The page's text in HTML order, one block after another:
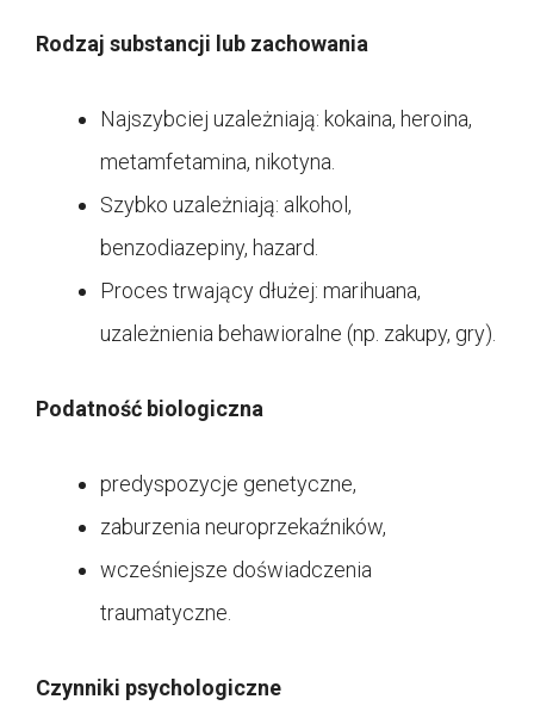
Rodzaj substancji lub zachowania
Najszybciej uzależniają: kokaina, heroina,
metamfetamina, nikotyna.
Szybko uzależniają: alkohol,
benzodiazepiny, hazard.
Proces trwający dłużej: marihuana,
uzależnienia behawioralne (np. zakupy, gry).
Podatność biologiczna
predyspozycje genetyczne,
zaburzenia neuroprzekaźników,
wcześniejsze doświadczenia
traumatyczne.
Czynniki psychologiczne